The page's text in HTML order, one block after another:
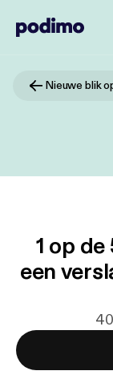
Nieuwe blik
1 op
een